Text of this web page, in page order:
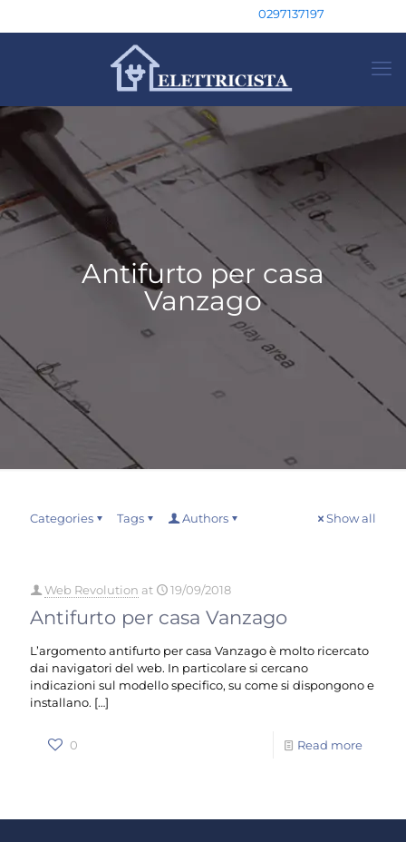
0297137197
Antifurto per casa
Vanzago
Categories Tags Authors Show all
Web Revolution at 19/09/2018
Antifurto per casa Vanzago
L’argomento antifurto per casa Vanzago è molto ricercato
dai navigatori del web. In particolare si cercano
indicazioni sul modello specifico, su come si dispongono e
installano. […]
0 Read more